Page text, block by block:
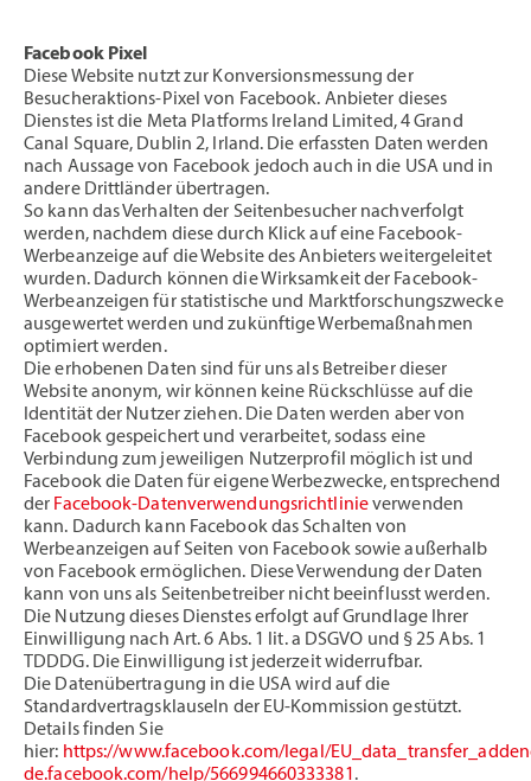
Facebook Pixel
Diese Website nutzt zur Konversionsmessung der
Besucheraktions-Pixel von Facebook. Anbieter dieses
Dienstes ist die Meta Platforms Ireland Limited, 4 Grand
Canal Square, Dublin 2, Irland. Die erfassten Daten werden
nach Aussage von Facebook jedoch auch in die USA und in
andere Drittländer übertragen.
So kann das Verhalten der Seitenbesucher nachverfolgt
werden, nachdem diese durch Klick auf eine Facebook-
Werbeanzeige auf die Website des Anbieters weitergeleitet
wurden. Dadurch können die Wirksamkeit der Facebook-
Werbeanzeigen für statistische und Marktforschungszwecke
ausgewertet werden und zukünftige Werbemaßnahmen
optimiert werden.
Die erhobenen Daten sind für uns als Betreiber dieser
Website anonym, wir können keine Rückschlüsse auf die
Identität der Nutzer ziehen. Die Daten werden aber von
Facebook gespeichert und verarbeitet, sodass eine
Verbindung zum jeweiligen Nutzerprofil möglich ist und
Facebook die Daten für eigene Werbezwecke, entsprechend
der Facebook-Datenverwendungsrichtlinieverwenden
kann. Dadurch kann Facebook das Schalten von
Werbeanzeigen auf Seiten von Facebook sowie außerhalb
von Facebook ermöglichen. Diese Verwendung der Daten
kann von uns als Seitenbetreiber nicht beeinflusst werden.
Die Nutzung dieses Dienstes erfolgt auf Grundlage Ihrer
Einwilligung nach Art. 6 Abs. 1 lit. a DSGVO und § 25 Abs. 1
TDDDG. Die Einwilligung ist jederzeit widerrufbar.
Die Datenübertragung in die USA wird auf die
Standardvertragsklauseln der EU-Kommission gestützt.
Details finden Sie
hier: https://www.facebook.com/legal/
de.facebook.com/help/566994660333381 .